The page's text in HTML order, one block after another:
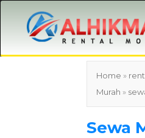
Home »
Murah »
Sewa